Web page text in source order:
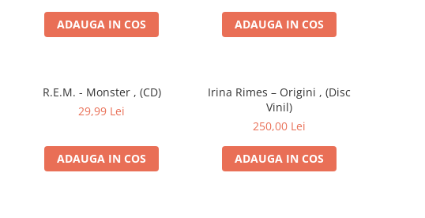
ADAUGA IN COS ADAUGA IN COS
R.E.M. - Monster , (CD)
29,99 Lei
ADAUGA IN COS
Irina Rimes – Origini , (Disc
Vinil)
250,00 Lei
ADAUGA IN COS